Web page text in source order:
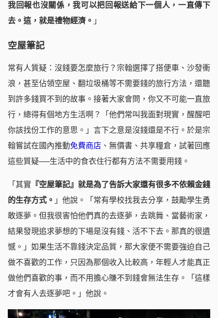
我回報也沒關係，我可以把回報送給下一個人，一直傳下
去。這，就是禮物經濟。 」
空屋筆記
常有人質疑：沒錢要怎麼旅行？宗翰選擇了搭便車、沙發衝
浪，甚至佔領空屋、翻垃圾桶等不需要錢的旅行方法，還聽
到許多錢買不到的故事。接著大家會問，你又不可能一直旅
行，總得有個地方生活啊？「他們常叫我面對現實，醒醒吧
你該找份工作的意思。」言下之意是沒錢還是不行。於是宗
翰嘗試在國內推動免費商店 、無價書、共享糧倉，試著回應
這些質疑──生活中的食衣住行都有方法不需要用錢。
「其實 『空屋筆記』就是為了告訴大家還有很多不依賴金錢
的生存方式。 」他說。「常有學校找我去分享，鼓勵學生勇
敢逐夢。但我很害怕他們真的去逐夢，去跳舞、當藝術家，
結果發現追求夢想的下場是沒有錢、活不下去。那真的很遺
憾。」如果生活不靠錢決定品質，那大家便不需要強迫自己
做不喜歡的工作，只因為那個收入比較高，年輕人才能真正
做他們喜歡的事，而不用擔心賺不到錢會無法生存。「這樣
才會有人去逐夢吧。」他說。